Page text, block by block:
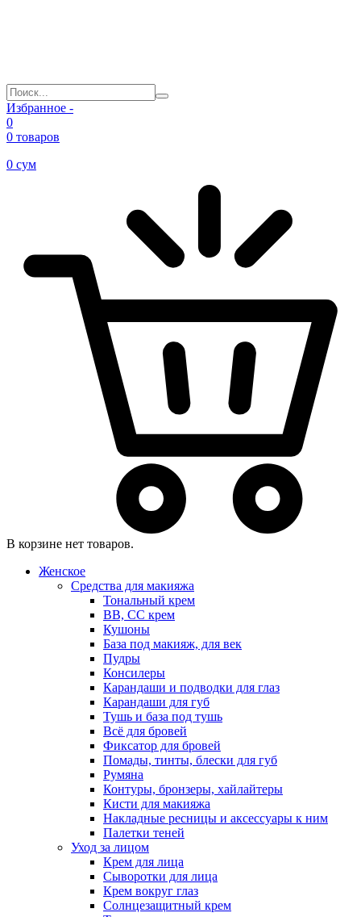
Избранное -
0
0 товаров
0 сум
В корзине нет товаров.
Женское
Средства для макияжа
Тональный крем
BB, CC крем
Кушоны
База под макияж, для век
Пудры
Консилеры
Карандаши и подводки для глаз
Карандаши для губ
Тушь и база под тушь
Всё для бровей
Фиксатор для бровей
Помады, тинты, блески для губ
Румяна
Контуры, бронзеры, хайлайтеры
Кисти для макияжа
Накладные ресницы и аксессуары к ним
Палетки теней
Уход за лицом
Крем для лица
Сыворотки для лица
Крем вокруг глаз
Солнцезащитный крем